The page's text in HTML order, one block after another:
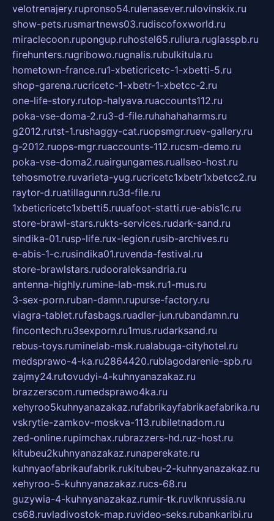
velotrenajery.rupronso54.rulenasever.rulovinskix.ru
show-pets.rusmartnews03.rudiscofoxworld.ru
miraclecoon.rupongup.ruhostel65.ruliura.ruglasspb.ru
firehunters.rugribowo.rugnalis.rubulkitula.ru
hometown-france.ru1-xbeticricetc-1-xbetti-5.ru
shop-garena.rucricetc-1-xbetr-1-xbetcc-2.ru
one-life-story.rutop-halyava.ruaccounts112.ru
poka-vse-doma-2.ru3-d-file.ruhahahaharms.ru
g2012.rutst-1.rushaggy-cat.ruopsmgr.ruev-gallery.ru
g-2012.ruops-mgr.ruaccounts-112.rucsm-demo.ru
poka-vse-doma2.ruairgungames.ruallseo-host.ru
tehosmotre.ruvarieta-yug.rucricetc1xbetr1xbetcc2.ru
raytor-d.ruatillagunn.ru3d-file.ru
1xbeticricetc1xbetti5.ruuafoot-statti.rue-abis1c.ru
store-brawl-stars.rukts-services.rudark-sand.ru
sindika-01.rusp-life.rux-legion.rusib-archives.ru
e-abis-1-c.rusindika01.ruvenda-festival.ru
store-brawlstars.rudooraleksandria.ru
antenna-highly.rumine-lab-msk.ru1-mus.ru
3-sex-porn.ruban-damn.rupurse-factory.ru
viagra-tablet.rufasbags.ruadler-jun.rubandamn.ru
fincontech.ru3sexporn.ru1mus.rudarksand.ru
rebus-toys.ruminelab-msk.rualabuga-cityhotel.ru
medsprawo-4-ka.ru2864420.rublagodarenie-spb.ru
zajmy24.rutovudyi-4-kuhnyanazakaz.ru
brazzerscom.rumedsprawo4ka.ru
xehyroo5kuhnyanazakaz.rufabrikayfabrikaefabrika.ru
vskrytie-zamkov-moskva-113.rubiletnadom.ru
zed-online.rupimchax.rubrazzers-hd.ruz-host.ru
kitubeu2kuhnyanazakaz.runaperekate.ru
kuhnyaofabrikaufabrik.rukitubeu-2-kuhnyanazakaz.ru
xehyroo-5-kuhnyanazakaz.rucs-68.ru
guzywia-4-kuhnyanazakaz.rumir-tk.ruvlknrussia.ru
cs68.ruvladivostok-map.ruvideo-seks.rubankaribi.ru